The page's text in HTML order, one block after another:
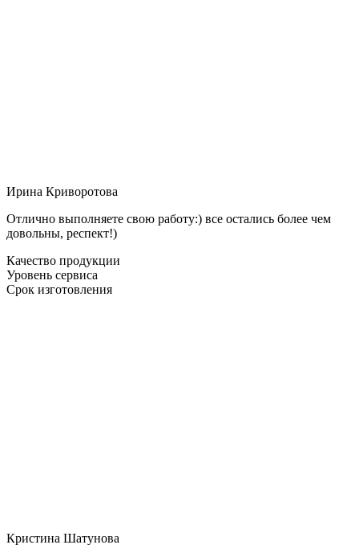
Ирина Криворотова
Отлично выполняете свою работу:) все остались более чем
довольны, респект!)
Качество продукции
Уровень сервиса
Срок изготовления
Кристина Шатунова